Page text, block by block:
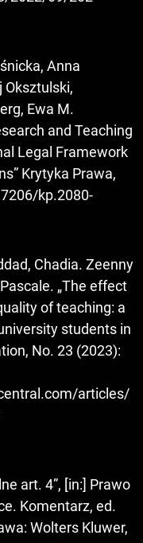
Anna
Oksztulski,
Ewa M.
and Teaching
Legal Framework
Krytyka Prawa,
kp.2080-
Chadia. Zeenny
„The effect
of teaching: a
students in
No. 23 (2023):
articles/
art. 4”, [in:] Prawo
Komentarz, ed.
Wolters Kluwer,